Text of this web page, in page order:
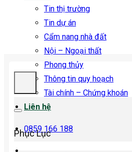
Tin thị trường
Tin dự án
Cẩm nang nhà đất
Nội – Ngoại thất
Phong thủy
Thông tin quy hoạch
Tài chính – Chứng khoán
Liên hệ
0859 166 188
Phục Lục